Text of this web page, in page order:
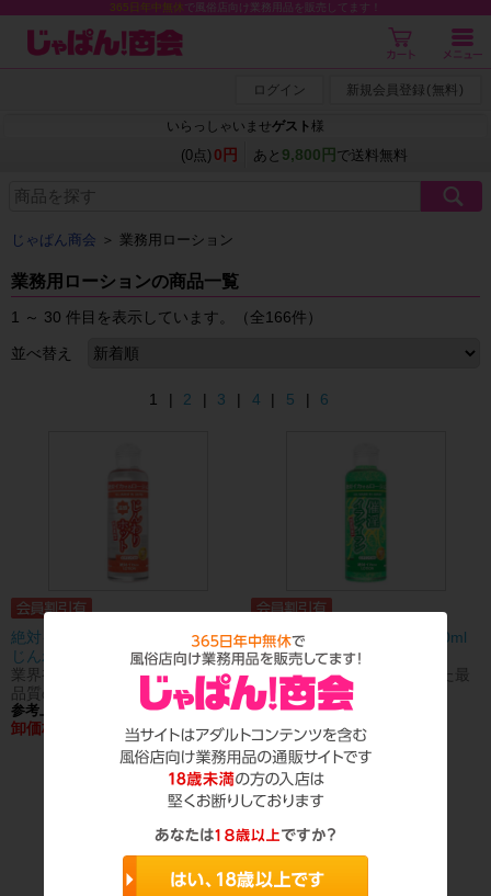
365日年中無休で風俗店向け業務用品を販売してます！
ログイン 新規会員登録 ( 無料 )
いらっしゃいませ ゲスト様
(0点) 0円 あと 9,800円 で送料無料
じゃぱん商会 ＞ 業務用ローション
業務用ローションの商品一覧
1 ～ 30 件目を表示しています。（全166件）
並べ替え
1 | 2 | 3 | 4 | 5 | 6
絶対イカせるローション 180ml
じんわり...
業界初! 利尻昆布を配合した最高
品質の和風ローション!
参考上代 900円 （税抜）
卸価格：会員様のみ公開
絶対イカせるローション 180ml
催淫 イ...
業界初! 利尻昆布を配合した最
高品質の和風ローション!
参考上代 720円（税抜）
卸価格：会員様のみ公開